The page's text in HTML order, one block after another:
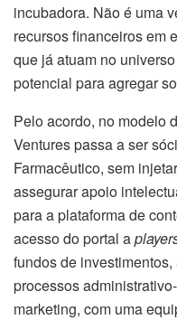
incubadora. Não é uma
recursos financeiros em
que já atuam no
potencial para agregar
Pelo acordo, no modelo
Ventures passa a ser
Farmacêutico, sem
assegurar apoio
para a plataforma de
acesso do portal a
fundos de
processos
marketing, com uma